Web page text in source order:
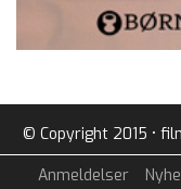
© Copyright 2015 •
Anmeldelser